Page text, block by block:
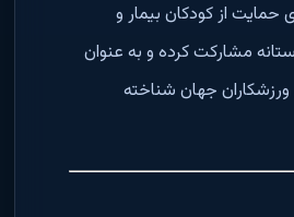
حمایت از کودکان بیمار و
مشارکت کرده و به عنوان
جهان شناخته